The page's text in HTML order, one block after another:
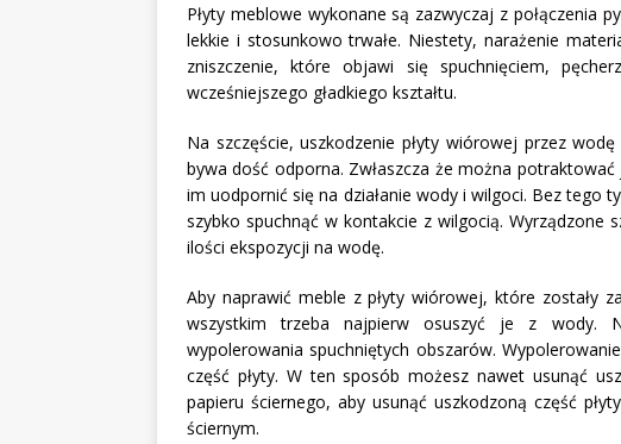
Płyty meblowe wykonane są zazwyczaj z połączenia
lekkie i stosunkowo trwałe. Niestety, narażenie
zniszczenie, które objawi się spuchnięciem,
wcześniejszego gładkiego kształtu.
Na szczęście, uszkodzenie płyty wiórowej przez
bywa dość odporna. Zwłaszcza że można
im uodpornić się na działanie wody i wilgoci. Bez tego
szybko spuchnąć w kontakcie z wilgocią.
ilości ekspozycji na wodę.
Aby naprawić meble z płyty wiórowej, które zostały
wszystkim trzeba najpierw osuszyć je z wody.
wypolerowania spuchniętych obszarów.
część płyty. W ten sposób możesz nawet usunąć
papieru ściernego, aby usunąć uszkodzoną część
ściernym.